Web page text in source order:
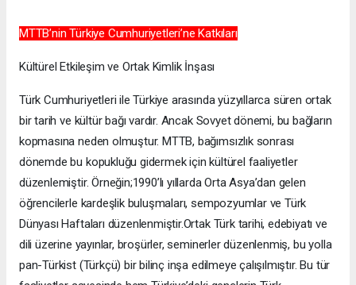
MTTB’nin Türkiye Cumhuriyetleri’ne Katkıları
Kültürel Etkileşim ve Ortak Kimlik İnşası
Türk Cumhuriyetleri ile Türkiye arasında yüzyıllarca süren ortak
bir tarih ve kültür bağı vardır. Ancak Sovyet dönemi, bu bağların
kopmasına neden olmuştur. MTTB, bağımsızlık sonrası
dönemde bu kopukluğu gidermek için kültürel faaliyetler
düzenlemiştir. Örneğin;1990’lı yıllarda Orta Asya’dan gelen
öğrencilerle kardeşlik buluşmaları, sempozyumlar ve Türk
Dünyası Haftaları düzenlenmiştir.Ortak Türk tarihi, edebiyatı ve
dili üzerine yayınlar, broşürler, seminerler düzenlenmiş, bu yolla
pan-Türkist (Türkçü) bir bilinç inşa edilmeye çalışılmıştır. Bu tür